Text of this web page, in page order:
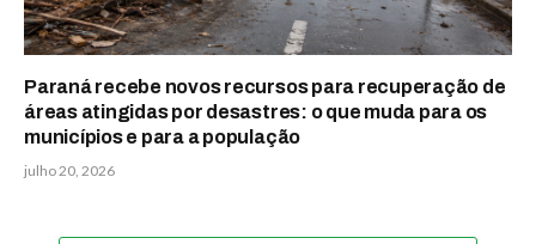
Paraná recebe novos recursos para recuperação de
áreas atingidas por desastres: o que muda para os
municípios e para a população
julho 20, 2026